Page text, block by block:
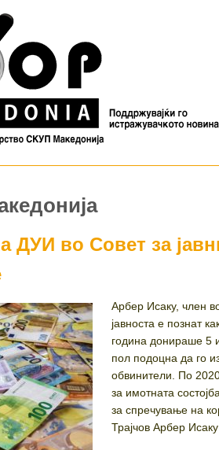
ДУИ во Совет за
Арбер Исаку, член
јавноста е познат
година донираше 5
пол подоцна да го
обвинители. По
за имотната
за спречување на
Трајчов Арбер